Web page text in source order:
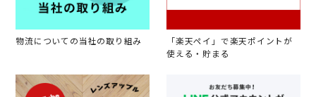
物流についての当社の取り組み
「楽天ペイ」で楽天ポイントが
使える・貯まる